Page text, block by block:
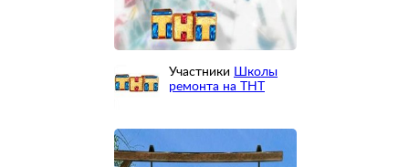
Участники
Школы
ремонта на ТНТ